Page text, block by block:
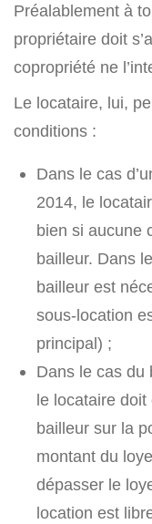
Préalablement à
propriétaire doit
copropriété ne
Le locataire, lui,
conditions :
Dans le cas
2014, le
bien si aucune
bailleur. Dans
bailleur est
sous-location
principal) ;
Dans le cas du
le locataire doit
bailleur sur la
montant du
dépasser le
location est